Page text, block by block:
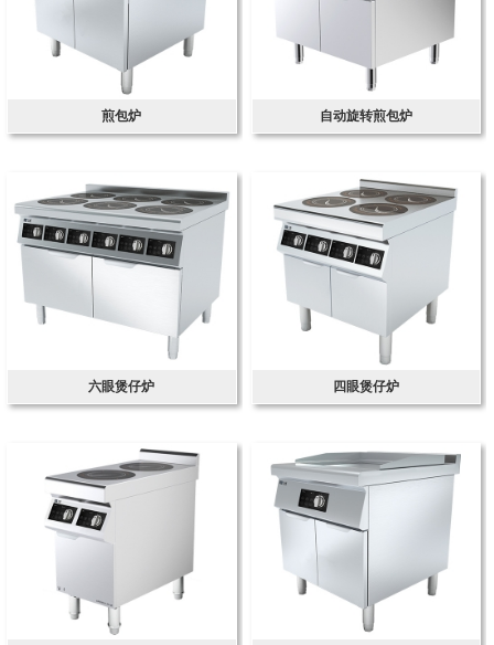
煎包炉 自动旋转煎包炉
六眼煲仔炉 四眼煲仔炉